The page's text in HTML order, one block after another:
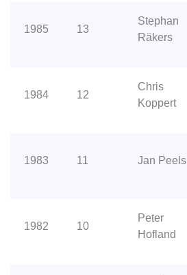
1985 13
Stephan
Räkers
1984 12
Chris
Koppert
1983 11 Jan Peels
1982 10
Peter
Hofland